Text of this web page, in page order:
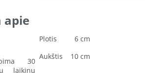
apie
30
laikinų
Plotis
6 cm
Aukštis
10 cm